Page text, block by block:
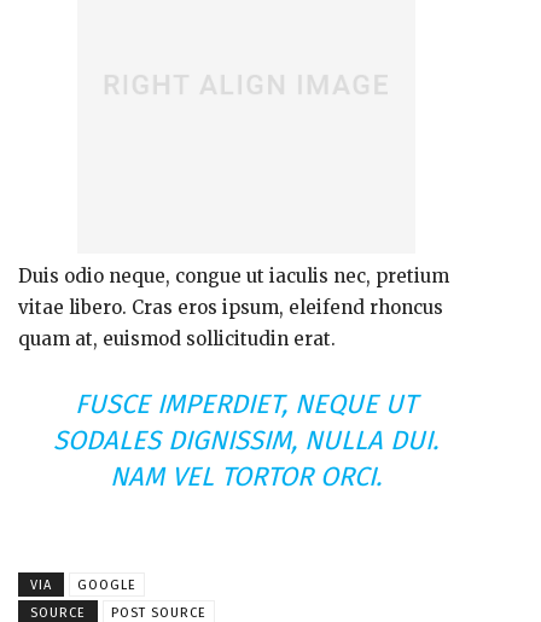
Duis odio neque, congue ut iaculis nec, pretium
vitae libero. Cras eros ipsum, eleifend rhoncus
quam at, euismod sollicitudin erat.
FUSCE IMPERDIET, NEQUE UT
SODALES DIGNISSIM, NULLA DUI.
NAM VEL TORTOR ORCI.
VIA
GOOGLE
SOURCE
POST SOURCE